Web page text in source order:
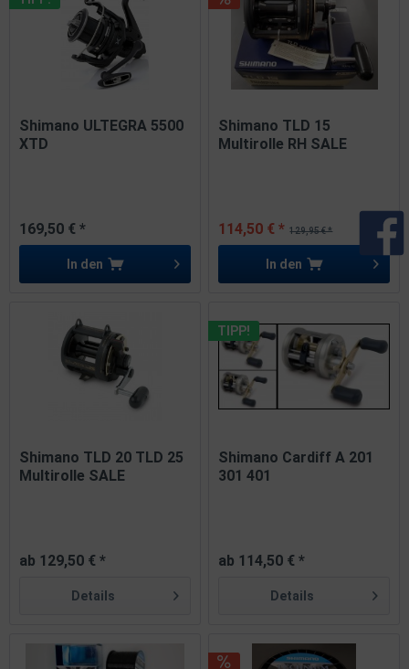
Shimano ULTEGRA 5500
XTD
169,50 € *
In den
Shimano TLD 15
Multirolle RH SALE
129,95 € *
114,50 € *
In den
Shimano TLD 20 TLD 25
Multirolle SALE
ab 129,50 € *
Details
TIPP!
Shimano Cardiff A 201
301 401
ab 114,50 € *
Details